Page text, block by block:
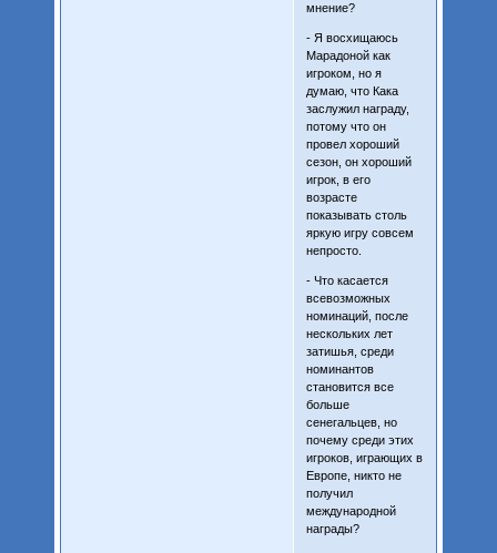
мнение?
- Я восхищаюсь
Марадоной как
игроком, но я
думаю, что Кака
заслужил награду,
потому что он
провел хороший
сезон, он хороший
игрок, в его
возрасте
показывать столь
яркую игру совсем
непросто.
- Что касается
всевозможных
номинаций, после
нескольких лет
затишья, среди
номинантов
становится все
больше
сенегальцев, но
почему среди этих
игроков, играющих в
Европе, никто не
получил
международной
награды?